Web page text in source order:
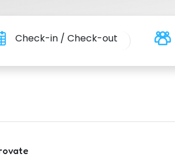
Check-in / Check-out